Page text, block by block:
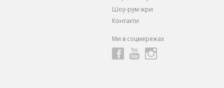
Шоу-рум ікри
Контакти
Ми в соцмережах